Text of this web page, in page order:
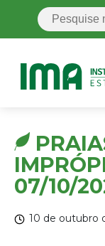
07/10/
10 de outubro